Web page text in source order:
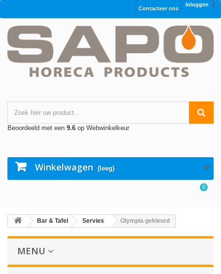
Inloggen
Contacteer ons
Beoordeeld met een 9.6 op Webwinkelkeur
Winkelwagen (leeg)
0
Bar & Tafel Servies Olympia gekleurd
MENU